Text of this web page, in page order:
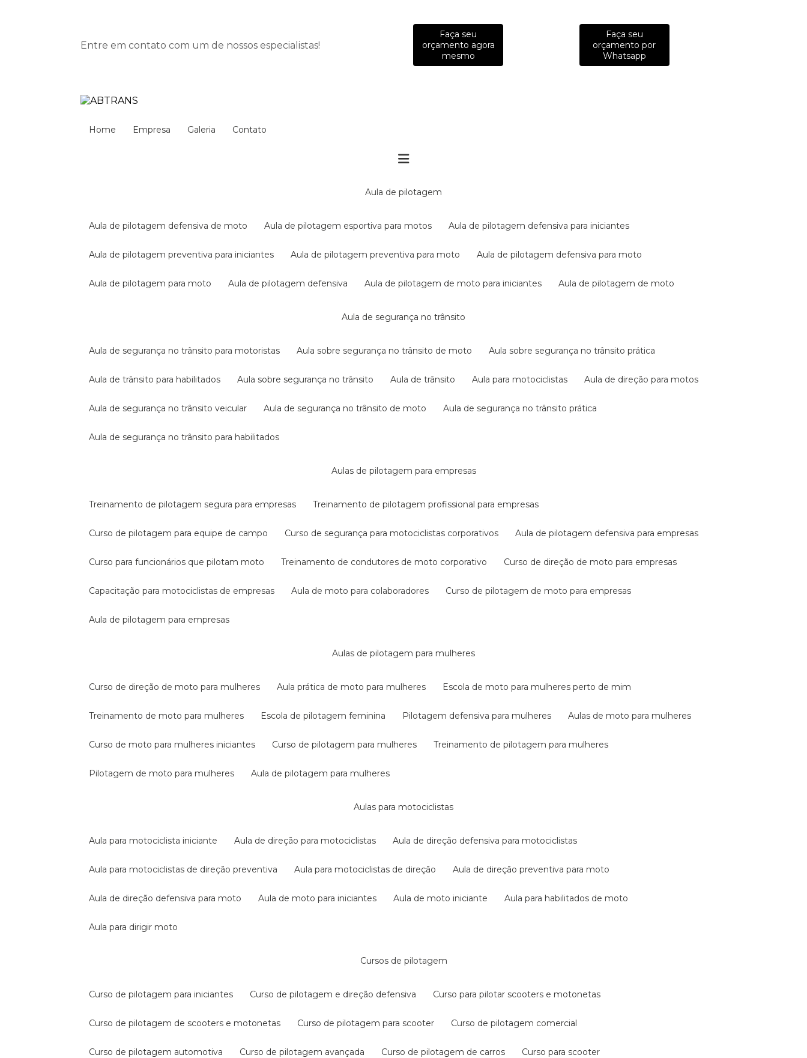
Entre em contato com um de nossos especialistas!
Faça seu
orçamento agora
mesmo
Faça seu
orçamento por
Whatsapp
Home Empresa Galeria Contato
aula de pilotagem
aula de pilotagem defensiva de moto aula de pilotagem esportiva para motos aula de pilotagem defensiva para iniciantes
aula de pilotagem preventiva para iniciantes aula de pilotagem preventiva para moto aula de pilotagem defensiva para moto
aula de pilotagem para moto aula de pilotagem defensiva aula de pilotagem de moto para iniciantes aula de pilotagem de moto
aula de segurança no trânsito
aula de segurança no trânsito para motoristas aula sobre segurança no trânsito de moto aula sobre segurança no trânsito prática
aula de trânsito para habilitados aula sobre segurança no trânsito aula de trânsito aula para motociclistas aula de direção para motos
aula de segurança no trânsito veicular aula de segurança no trânsito de moto aula de segurança no trânsito prática
aula de segurança no trânsito para habilitados
aulas de pilotagem para empresas
treinamento de pilotagem segura para empresas treinamento de pilotagem profissional para empresas
curso de pilotagem para equipe de campo curso de segurança para motociclistas corporativos aula de pilotagem defensiva para empresas
curso para funcionários que pilotam moto treinamento de condutores de moto corporativo curso de direção de moto para empresas
capacitação para motociclistas de empresas aula de moto para colaboradores curso de pilotagem de moto para empresas
aula de pilotagem para empresas
aulas de pilotagem para mulheres
curso de direção de moto para mulheres aula prática de moto para mulheres escola de moto para mulheres perto de mim
treinamento de moto para mulheres escola de pilotagem feminina pilotagem defensiva para mulheres aulas de moto para mulheres
curso de moto para mulheres iniciantes curso de pilotagem para mulheres treinamento de pilotagem para mulheres
pilotagem de moto para mulheres aula de pilotagem para mulheres
aulas para motociclistas
aula para motociclista iniciante aula de direção para motociclistas aula de direção defensiva para motociclistas
aula para motociclistas de direção preventiva aula para motociclistas de direção aula de direção preventiva para moto
aula de direção defensiva para moto aula de moto para iniciantes aula de moto iniciante aula para habilitados de moto
aula para dirigir moto
cursos de pilotagem
curso de pilotagem para iniciantes curso de pilotagem e direção defensiva curso para pilotar scooters e motonetas
curso de pilotagem de scooters e motonetas curso de pilotagem para scooter curso de pilotagem comercial
curso de pilotagem automotiva curso de pilotagem avançada curso de pilotagem de carros curso para scooter